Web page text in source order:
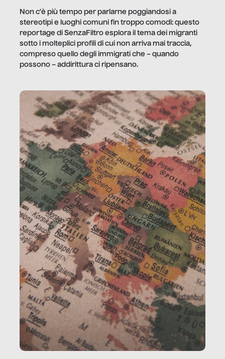
Non c’è più tempo per parlarne poggiandosi a
stereotipi e luoghi comuni fin troppo comodi: questo
reportage di SenzaFiltro esplora il tema dei migranti
sotto i molteplici profili di cui non arriva mai traccia,
compreso quello degli immigrati che – quando
possono – addirittura ci ripensano.